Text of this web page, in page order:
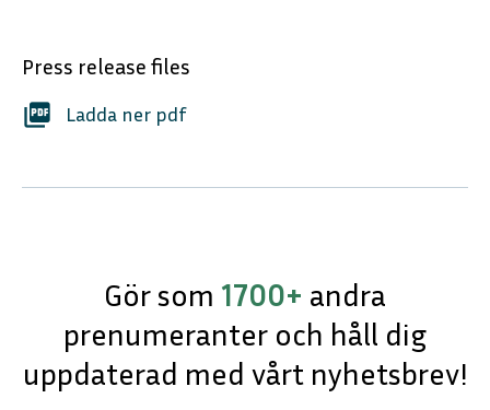
Press release files
picture_as_pdf Ladda ner pdf
Gör som 1700+ andra
prenumeranter och håll dig
uppdaterad med vårt nyhetsbrev!